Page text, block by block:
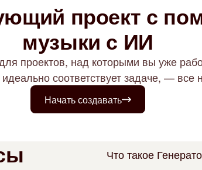
проект с
музыки с ИИ
проектов, над которыми вы уже
идеально соответствует задаче, —
Начать создавать
Что такое